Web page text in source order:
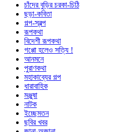
চাঁদের বুড়ির চরকা-চিঠি
ছড়া-কবিতা
গল্প-স্বল্প
রূপকথা
বিদেশী রূপকথা
গপ্পো হলেও সত্যি !
আনমনে
পুরাণকথা
মহাকাব্যের গল্প
ধারাবাহিক
মঞ্জুষা
নাটক
ইচ্ছেমতন
ছবির খবর